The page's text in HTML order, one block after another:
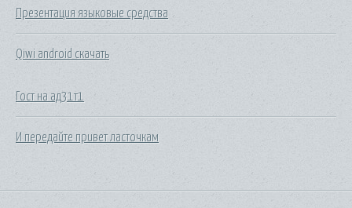
Презентация языковые средства
Qiwi android скачать
Гост на ад31т1
И передайте привет ласточкам